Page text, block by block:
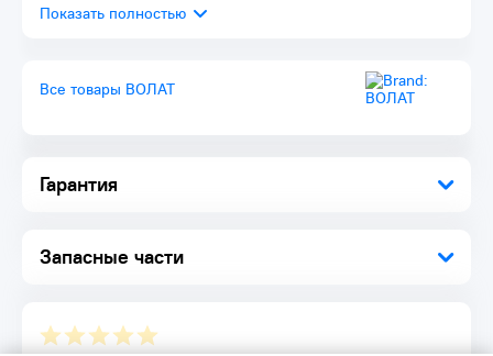
Гарантия
Запасные части
Все товары ВОЛАТ